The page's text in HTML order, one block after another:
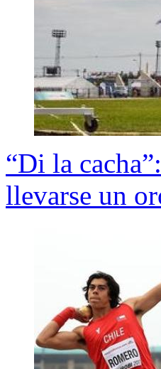
“Di la
llevarse un